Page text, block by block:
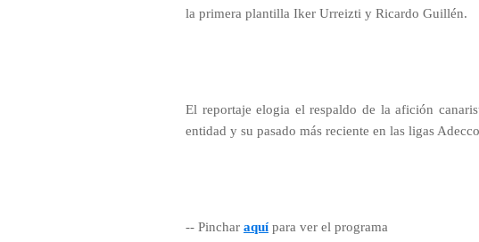
la primera plantilla Iker Urreizti y Ricardo Guillén.
El reportaje elogia el respaldo de la afición
entidad y su pasado más reciente en las ligas
-- Pinchar aquípara ver el programa